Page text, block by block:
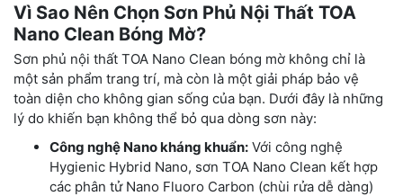
Vì Sao Nên Chọn Sơn Phủ Nội Thất TOA
Nano Clean Bóng Mờ?
Sơn phủ nội thất TOA Nano Clean bóng mờ không chỉ là
một sản phẩm trang trí, mà còn là một giải pháp bảo vệ
toàn diện cho không gian sống của bạn. Dưới đây là những
lý do khiến bạn không thể bỏ qua dòng sơn này:
Công nghệ Nano kháng khuẩn: Với công nghệ
Hygienic Hybrid Nano, sơn TOA Nano Clean kết hợp
các phân tử Nano Fluoro Carbon (chùi rửa dễ dàng)